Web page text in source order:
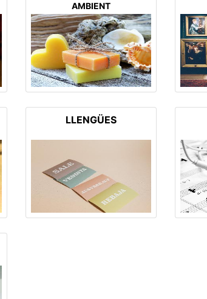
AMBIENT
LLENGÜES